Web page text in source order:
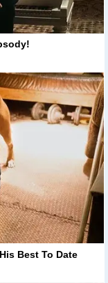
Best To Date